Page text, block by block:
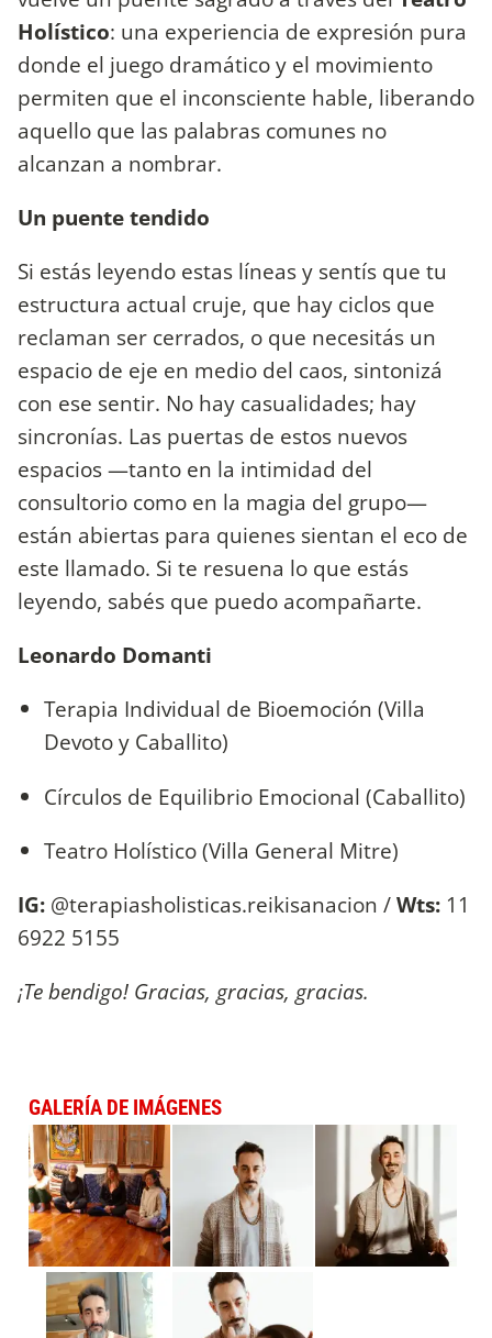
Holístico: una experiencia de expresión pura
donde el juego dramático y el movimiento
permiten que el inconsciente hable, liberando
aquello que las palabras comunes no
alcanzan a nombrar.
Un puente tendido
Si estás leyendo estas líneas y sentís que tu
estructura actual cruje, que hay ciclos que
reclaman ser cerrados, o que necesitás un
espacio de eje en medio del caos, sintonizá
con ese sentir. No hay casualidades; hay
sincronías. Las puertas de estos nuevos
espacios —tanto en la intimidad del
consultorio como en la magia del grupo—
están abiertas para quienes sientan el eco de
este llamado. Si te resuena lo que estás
leyendo, sabés que puedo acompañarte.
Leonardo Domanti
Terapia Individual de Bioemoción (Villa
Devoto y Caballito)
Círculos de Equilibrio Emocional (Caballito)
Teatro Holístico (Villa General Mitre)
IG: @terapiasholisticas.reikisanacion /Wts: 11
6922 5155
¡Te bendigo! Gracias, gracias, gracias.
GALERÍA DE IMÁGENES